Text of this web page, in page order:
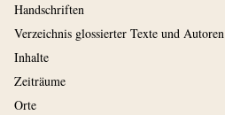
Handschriften
Verzeichnis glossierter Texte und Autoren
Inhalte
Zeiträume
Orte